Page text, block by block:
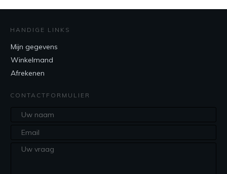
HANDIGE LINKS
Mijn gegevens
Winkelmand
Afrekenen
CONTACTFORMULIER